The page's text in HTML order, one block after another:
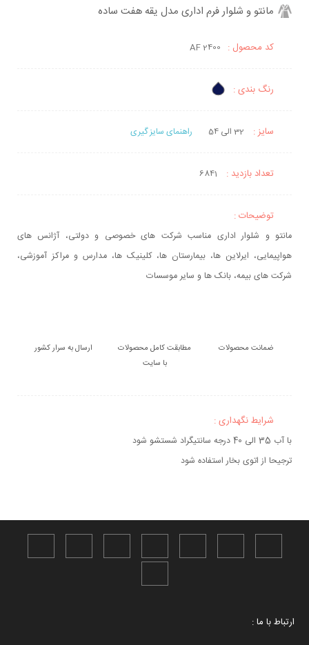
مانتو و شلوار فرم اداری مدل یقه هفت ساده
کد محصول : AF 2400
رنگ بندی :
سایز : 32 الی 54 راهنمای سایز گیری
تعداد بازدید : 6841
توضیحات :
مانتو و شلوار اداری مناسب شرکت های خصوصی و دولتی، آژانس های
هواپیمایی، ایرلاین ها، بیمارستان ها، کلینیک ها، مدارس و مراکز آموزشی،
شرکت های بیمه، بانک ها و سایر موسسات
ضمانت محصولات
مطابقت کامل محصولات
با سایت
ارسال به سرار کشور
شرایط نگهداری :
با آب 35 الی 40 درجه سانتیگراد شستشو شود
ترجیحا از اتوی بخار استفاده شود
ارتباط با ما :